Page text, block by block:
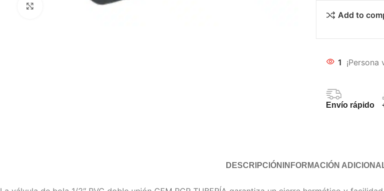
Haga Click para agrandar
Add to
1
Envío rápido
DESCRIPCIÓN INFORMACIÓN